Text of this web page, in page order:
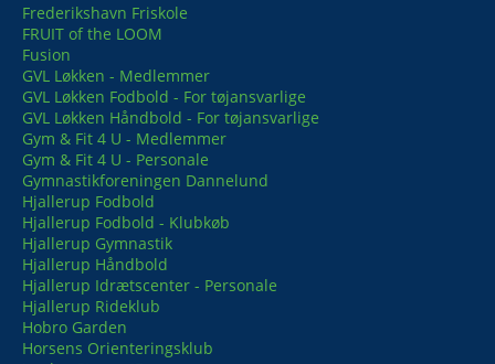
Frederikshavn Friskole
FRUIT of the LOOM
Fusion
GVL Løkken - Medlemmer
GVL Løkken Fodbold - For tøjansvarlige
GVL Løkken Håndbold - For tøjansvarlige
Gym & Fit 4 U - Medlemmer
Gym & Fit 4 U - Personale
Gymnastikforeningen Dannelund
Hjallerup Fodbold
Hjallerup Fodbold - Klubkøb
Hjallerup Gymnastik
Hjallerup Håndbold
Hjallerup Idrætscenter - Personale
Hjallerup Rideklub
Hobro Garden
Horsens Orienteringsklub